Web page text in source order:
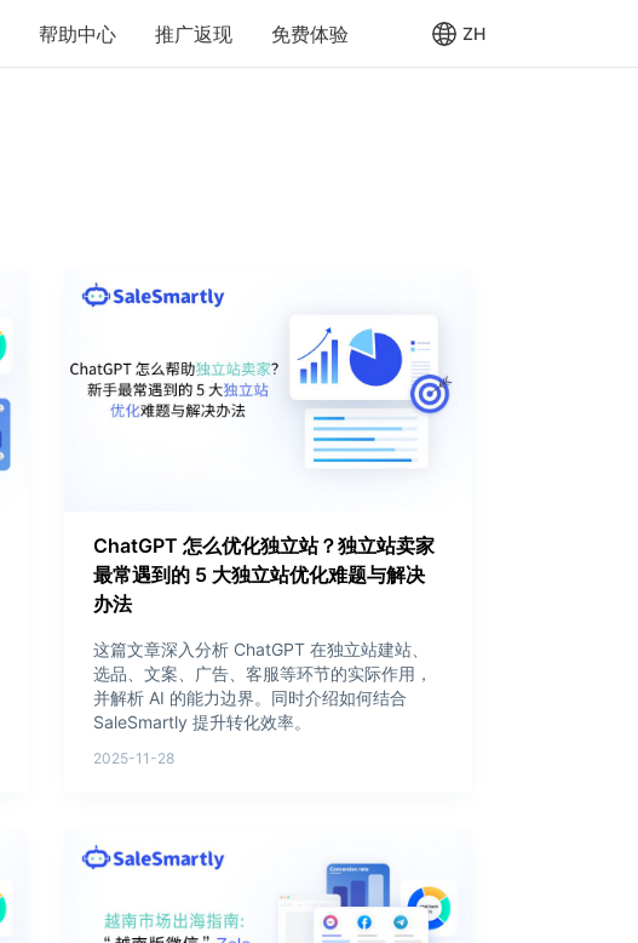
帮助中心 推广返现 免费体验 ZH
ChatGPT 怎么优化独立站？独立站卖家
最常遇到的 5 大独立站优化难题与解决
办法
这篇文章深入分析 ChatGPT 在独立站建站、
选品、文案、广告、客服等环节的实际作用，
并解析 AI 的能力边界。同时介绍如何结合
SaleSmartly 提升转化效率。
2025-11-28